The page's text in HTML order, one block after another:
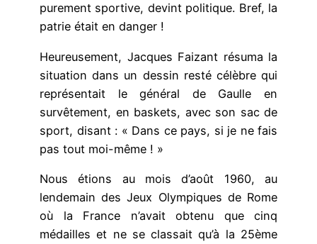
purement sportive, devint politique. Bref, la
patrie était en danger !
Heureusement, Jacques Faizant résuma la
situation dans un dessin resté célèbre qui
représentait le général de Gaulle en
survêtement, en baskets, avec son sac de
sport, disant : « Dans ce pays, si je ne fais
pas tout moi-même ! »
Nous étions au mois d’août 1960, au
lendemain des Jeux Olympiques de Rome
où la France n’avait obtenu que cinq
médailles et ne se classait qu’à la 25ème